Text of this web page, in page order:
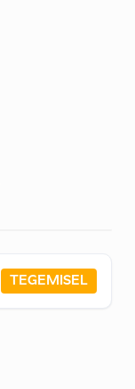
TEGEMISEL